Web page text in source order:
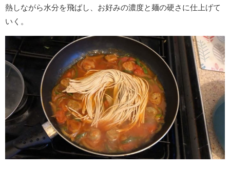
熱しながら水分を飛ばし、お好みの濃度と麺の硬さに仕上げて
いく。